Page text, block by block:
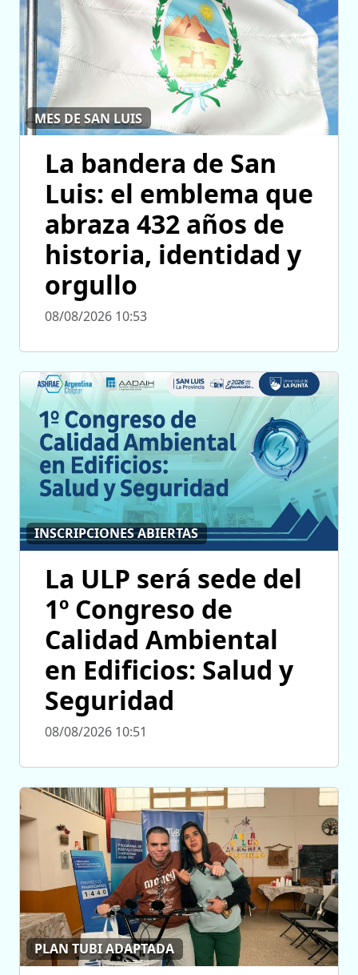
MES DE SAN LUIS
La bandera de San
Luis: el emblema que
abraza 432 años de
historia, identidad y
orgullo
08/08/2026 10:53
INSCRIPCIONES ABIERTAS
La ULP será sede del
1º Congreso de
Calidad Ambiental
en Edificios: Salud y
Seguridad
08/08/2026 10:51
PLAN TUBI ADAPTADA